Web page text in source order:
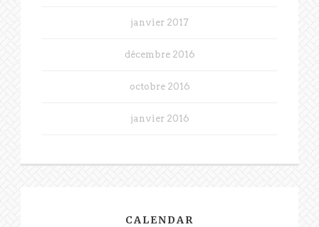
janvier 2017
décembre 2016
octobre 2016
janvier 2016
CALENDAR